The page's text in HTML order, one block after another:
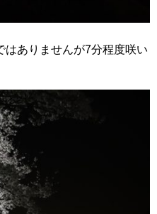
はありませんが7分程度咲い